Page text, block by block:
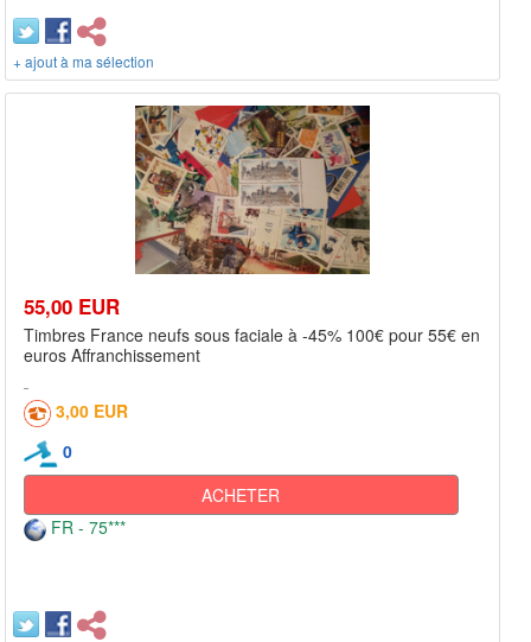
+ ajout à ma sélection
55,00 EUR
Timbres France neufs sous faciale à -45% 100€ pour 55€ en
euros Affranchissement
3,00 EUR
0
ACHETER
FR - 75***